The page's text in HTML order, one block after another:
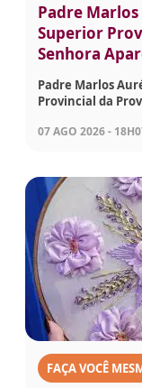
Padre
Superior
Senhora
Padre Marlos
Provincial da
07 AGO 2026 -
FAÇA VOCÊ